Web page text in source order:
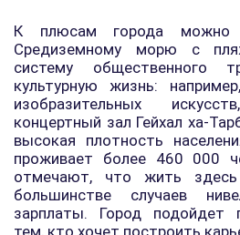
К плюсам города можно
Средиземному морю с
систему общественного
культурную жизнь:
изобразительных
концертный зал Гейхал ха-
высокая плотность
проживает более 460 000
отмечают, что жить
большинстве случаев
зарплаты. Город подойдет
тем, кто хочет построить